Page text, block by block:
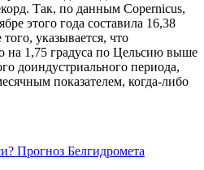
Так, по данным Copernicus,
этого года составила 16,38
указывается, что
на 1,75 градуса по Цельсию выше
доиндустриального периода,
показателем, когда-либо
Прогноз Белгидромета